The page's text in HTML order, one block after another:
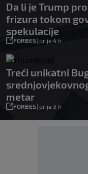
Da li je Trump
frizura tokom
spekulacije
FORBES| prije 4 h
Treći unikatni
metar
FORBES| prije 3 h